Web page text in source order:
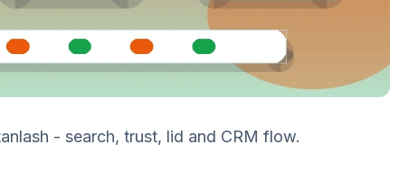
- search, trust, lid and CRM flow.